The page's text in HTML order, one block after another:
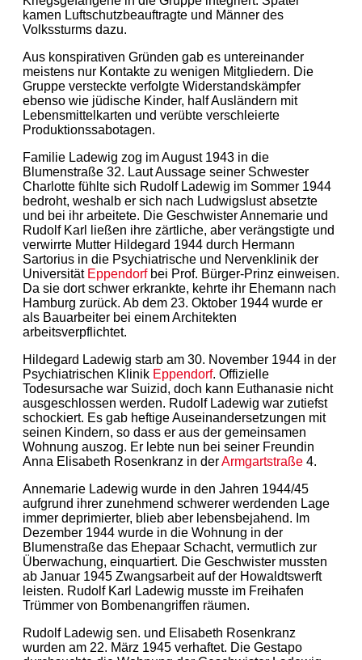
kamen Luftschutzbeauftragte und Männer des
Volkssturms dazu.
Aus konspirativen Gründen gab es untereinander
meistens nur Kontakte zu wenigen Mitgliedern. Die
Gruppe versteckte verfolgte Widerstandskämpfer
ebenso wie jüdische Kinder, half Ausländern mit
Lebensmittelkarten und verübte verschleierte
Produktionssabotagen.
Familie Ladewig zog im August 1943 in die
Blumenstraße 32. Laut Aussage seiner Schwester
Charlotte fühlte sich Rudolf Ladewig im Sommer 1944
bedroht, weshalb er sich nach Ludwigslust absetzte
und bei ihr arbeitete. Die Geschwister Annemarie und
Rudolf Karl ließen ihre zärtliche, aber verängstigte und
verwirrte Mutter Hildegard 1944 durch Hermann
Sartorius in die Psychiatrische und Nervenklinik der
Universität Eppendorfbei Prof. Bürger-Prinz einweisen.
Da sie dort schwer erkrankte, kehrte ihr Ehemann nach
Hamburg zurück. Ab dem 23. Oktober 1944 wurde er
als Bauarbeiter bei einem Architekten
arbeitsverpflichtet.
Hildegard Ladewig starb am 30. November 1944 in der
Psychiatrischen Klinik Eppendorf. Offizielle
Todesursache war Suizid, doch kann Euthanasie nicht
ausgeschlossen werden. Rudolf Ladewig war zutiefst
schockiert. Es gab heftige Auseinandersetzungen mit
seinen Kindern, so dass er aus der gemeinsamen
Wohnung auszog. Er lebte nun bei seiner Freundin
Anna Elisabeth Rosenkranz in derArmgartstraße 4.
Annemarie Ladewig wurde in den Jahren 1944/45
aufgrund ihrer zunehmend schwerer werdenden Lage
immer deprimierter, blieb aber lebensbejahend. Im
Dezember 1944 wurde in die Wohnung in der
Blumenstraße das Ehepaar Schacht, vermutlich zur
Überwachung, einquartiert. Die Geschwister mussten
ab Januar 1945 Zwangsarbeit auf der Howaldtswerft
leisten. Rudolf Karl Ladewig musste im Freihafen
Trümmer von Bombenangriffen räumen.
Rudolf Ladewig sen. und Elisabeth Rosenkranz
wurden am 22. März 1945 verhaftet. Die Gestapo